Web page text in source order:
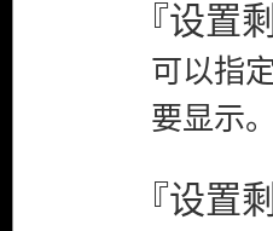
『设置
可以指
要显示。
『设置